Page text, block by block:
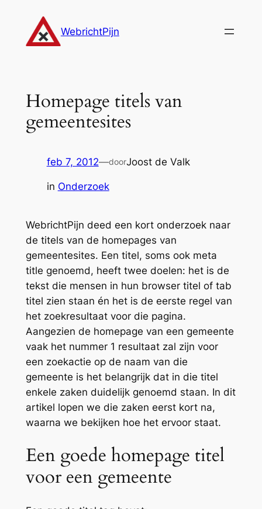
WebrichtPijn
Homepage titels van
gemeentesites
feb 7, 2012—doorJoost de Valk
in Onderzoek
WebrichtPijn deed een kort onderzoek naar
de titels van de homepages van
gemeentesites. Een titel, soms ook meta
title genoemd, heeft twee doelen: het is de
tekst die mensen in hun browser titel of tab
titel zien staan én het is de eerste regel van
het zoekresultaat voor die pagina.
Aangezien de homepage van een gemeente
vaak het nummer 1 resultaat zal zijn voor
een zoekactie op de naam van die
gemeente is het belangrijk dat in die titel
enkele zaken duidelijk genoemd staan. In dit
artikel lopen we die zaken eerst kort na,
waarna we bekijken hoe het ervoor staat.
Een goede homepage titel
voor een gemeente